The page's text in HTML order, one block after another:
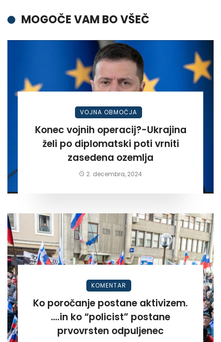
MOGOČE VAM BO VŠEČ
VOJNA OBMOČJA
Konec vojnih operacij?-Ukrajina
želi po diplomatski poti vrniti
zasedena ozemlja
2. decembra, 2024
KOMENTAR
Ko poročanje postane aktivizem.
….in ko “policist” postane
prvovrsten odpuljenec